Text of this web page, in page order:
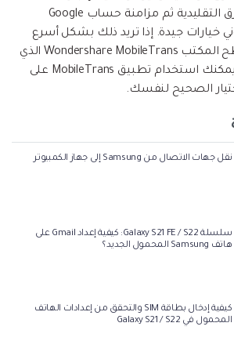
إذا تريد استخدام الطرق التقليدية ثم مزامنة حساب Google
خيارات جيدة. إذا تريد ذلك بشكل أسرع
فانتقل إلى إصدار سطح المكتب Wondershare MobileTrans الذي
يمنحك نتيجة 100 ٪. يمكنك استخدام تطبيق MobileTrans على
الصحيح لنفسك.
نقل جهات الاتصال من Samsung إلى جهاز الكمبيوتر
سلسلة Galaxy S21 FE / S22: كيفية إعداد Gmail على
هاتف Samsung المحمول الجديد؟
كيفية إدخال بطاقة SIM والتحقق من إعدادات الهاتف
المحمول في Galaxy S21 / S22